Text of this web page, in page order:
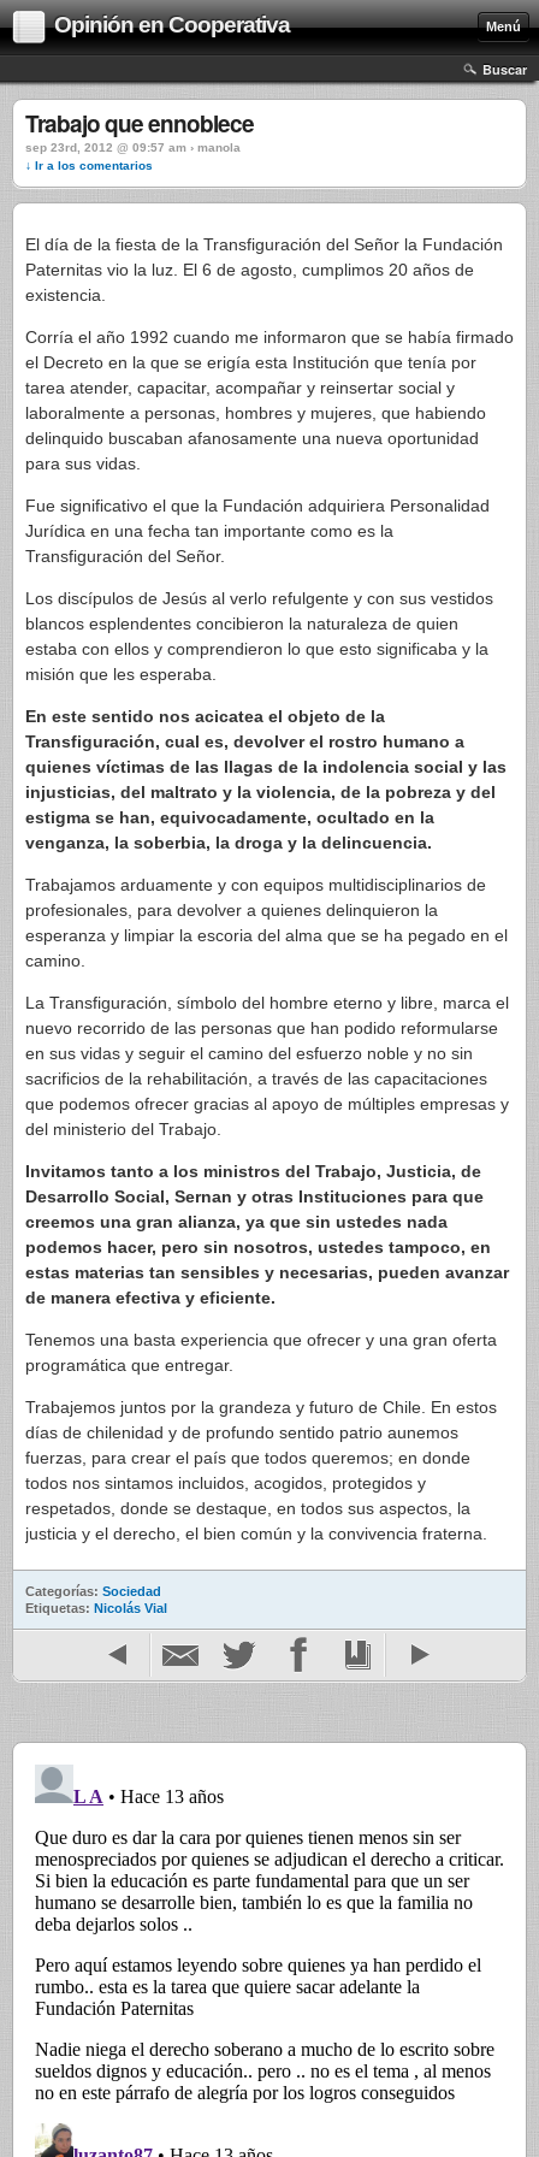
Opinión en Cooperativa Menú
Buscar
Trabajo que ennoblece
sep 23rd, 2012 @ 09:57 am › manola
↓ Ir a los comentarios
El día de la fiesta de la Transfiguración del Señor la Fundación
Paternitas vio la luz. El 6 de agosto, cumplimos 20 años de
existencia.
Corría el año 1992 cuando me informaron que se había firmado
el Decreto en la que se erigía esta Institución que tenía por
tarea atender, capacitar, acompañar y reinsertar social y
laboralmente a personas, hombres y mujeres, que habiendo
delinquido buscaban afanosamente una nueva oportunidad
para sus vidas.
Fue significativo el que la Fundación adquiriera Personalidad
Jurídica en una fecha tan importante como es la
Transfiguración del Señor.
Los discípulos de Jesús al verlo refulgente y con sus vestidos
blancos esplendentes concibieron la naturaleza de quien
estaba con ellos y comprendieron lo que esto significaba y la
misión que les esperaba.
En este sentido nos acicatea el objeto de la
Transfiguración, cual es, devolver el rostro humano a
quienes víctimas de las llagas de la indolencia social y las
injusticias, del maltrato y la violencia, de la pobreza y del
estigma se han, equivocadamente, ocultado en la
venganza, la soberbia, la droga y la delincuencia.
Trabajamos arduamente y con equipos multidisciplinarios de
profesionales, para devolver a quienes delinquieron la
esperanza y limpiar la escoria del alma que se ha pegado en el
camino.
La Transfiguración, símbolo del hombre eterno y libre, marca el
nuevo recorrido de las personas que han podido reformularse
en sus vidas y seguir el camino del esfuerzo noble y no sin
sacrificios de la rehabilitación, a través de las capacitaciones
que podemos ofrecer gracias al apoyo de múltiples empresas y
del ministerio del Trabajo.
Invitamos tanto a los ministros del Trabajo, Justicia, de
Desarrollo Social, Sernan y otras Instituciones para que
creemos una gran alianza, ya que sin ustedes nada
podemos hacer, pero sin nosotros, ustedes tampoco, en
estas materias tan sensibles y necesarias, pueden avanzar
de manera efectiva y eficiente.
Tenemos una basta experiencia que ofrecer y una gran oferta
programática que entregar.
Trabajemos juntos por la grandeza y futuro de Chile. En estos
días de chilenidad y de profundo sentido patrio aunemos
fuerzas, para crear el país que todos queremos; en donde
todos nos sintamos incluidos, acogidos, protegidos y
respetados, donde se destaque, en todos sus aspectos, la
justicia y el derecho, el bien común y la convivencia fraterna.
Categorías: Sociedad
Etiquetas: Nicolás Vial